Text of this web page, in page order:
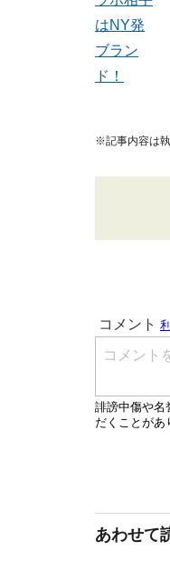
※記事内容は執
あわせて